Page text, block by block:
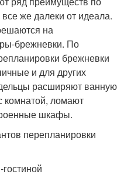
же далеки от идеала.
на
брежневки. По
брежневки
и для других
расширяют ванную
комнатой, ломают
шкафы.
перепланировки